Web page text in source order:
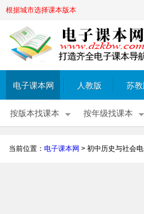
根据城市选择课本版本
电子课本网 人教版 苏教
按版本找课本 按年级找课本
当前位置： 电子课本网 > 初中历史与社会